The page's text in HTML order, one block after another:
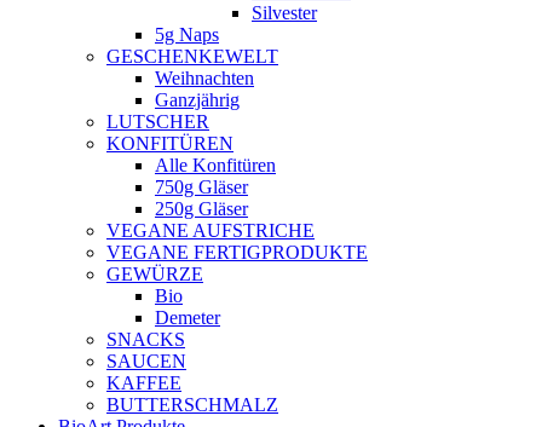
Silvester
5g Naps
GESCHENKEWELT
Weihnachten
Ganzjährig
LUTSCHER
KONFITÜREN
Alle Konfitüren
750g Gläser
250g Gläser
VEGANE AUFSTRICHE
VEGANE FERTIGPRODUKTE
GEWÜRZE
Bio
Demeter
SNACKS
SAUCEN
KAFFEE
BUTTERSCHMALZ